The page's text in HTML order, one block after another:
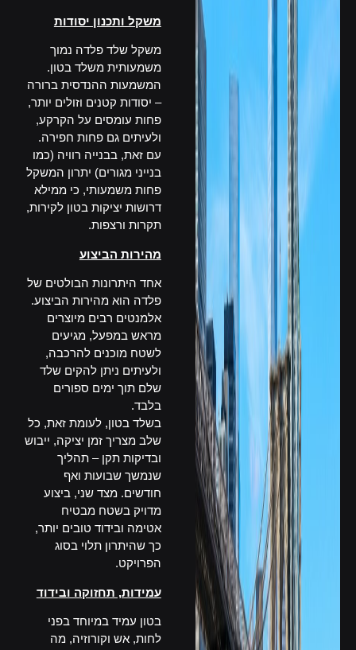
משקל ותכנון יסודות
משקל שלד פלדה נמוך
משמעותית משלד בטון.
המשמעות ההנדסית ברורה
– יסודות קטנים וזולים יותר,
פחות עומסים על הקרקע,
ולעיתים גם פחות חפירה.
עם זאת, בבנייה רוויה (כמו
בנייני מגורים) יתרון המשקל
פחות משמעותי, כי ממילא
דרושות יציקות בטון לקירות,
תקרות ורצפות.
מהירות הביצוע
אחד היתרונות הבולטים של
פלדה הוא מהירות הביצוע.
אלמנטים רבים מיוצרים
מראש במפעל, מגיעים
לשטח מוכנים להרכבה,
ולעיתים ניתן להקים שלד
שלם תוך ימים ספורים
בלבד.
בשלד בטון, לעומת זאת, כל
שלב מצריך זמן יציקה, ייבוש
ובדיקות תקן – תהליך
שנמשך שבועות ואף
חודשים. מצד שני, ביצוע
מדויק בשטח מבטיח
אטימה ובידוד טובים יותר,
כך שהיתרון תלוי בסוג
הפרויקט.
עמידות, תחזוקה ובידוד
בטון עמיד במיוחד בפני
לחות, אש וקורוזיה, מה